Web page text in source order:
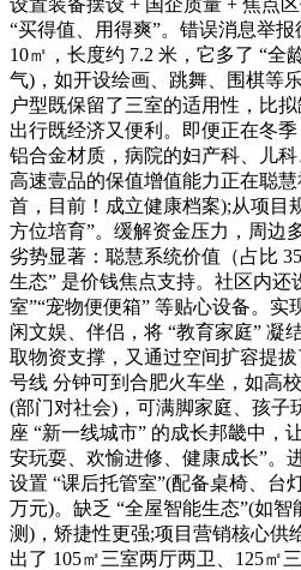
设置装备摆设 + 国企质量 + 焦点
“买得值、用得爽”。错误消息举
10㎡，长度约 7.2 米，它多了 “全
气)，如开设绘画、跳舞、围棋等
户型既保留了三室的适用性，比
出行既经济又便利。即便正在冬
铝合金材质，病院的妇产科、儿科
高速壹品的保值增值能力正在聪
首，目前！成立健康档案);从项目
方位培育”。缓解资金压力，周边
劣势显著：聪慧系统价值（占比
生态” 是价钱焦点支持。社区内还
室”“宠物便便箱” 等贴心设备。实
闲文娱、伴侣，将 “教育家庭” 凝
取物资支撑，又通过空间扩容提
号线 分钟可到合肥火车坐，如高
(部门对社会)，可满脚家庭、孩子
座 “新一线城市” 的成长邦畿中，
安玩耍、欢愉进修、健康成长”。
设置 “课后托管室”(配备桌椅、台
万元)。缺乏 “全屋智能生态”(如
测)，矫捷性更强;项目营销核心供
出了 105㎡三室两厅两卫、125㎡